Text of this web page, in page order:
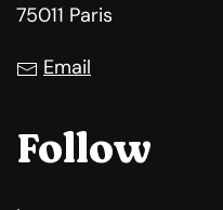
75011 Paris
Email
Follow